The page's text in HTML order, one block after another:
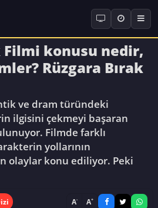
Filmi konusu nedir,
Rüzgara Bırak
ve dram türündeki
ilgisini çekmeyi başaran
Filmde farklı
yollarının
olaylar konu ediliyor. Peki
A- A+